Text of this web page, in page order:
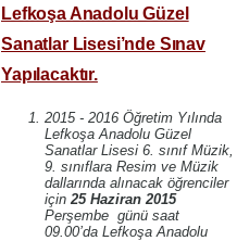
Lefkoşa Anadolu Güzel
Sanatlar Lisesi’nde Sınav
Yapılacaktır.
2015 - 2016 Öğretim Yılında
Lefkoşa Anadolu Güzel
Sanatlar Lisesi 6. sınıf Müzik,
9. sınıflara Resim ve Müzik
dallarında alınacak öğrenciler
için 25 Haziran 2015
Perşembe günü saat
09.00’da Lefkoşa Anadolu